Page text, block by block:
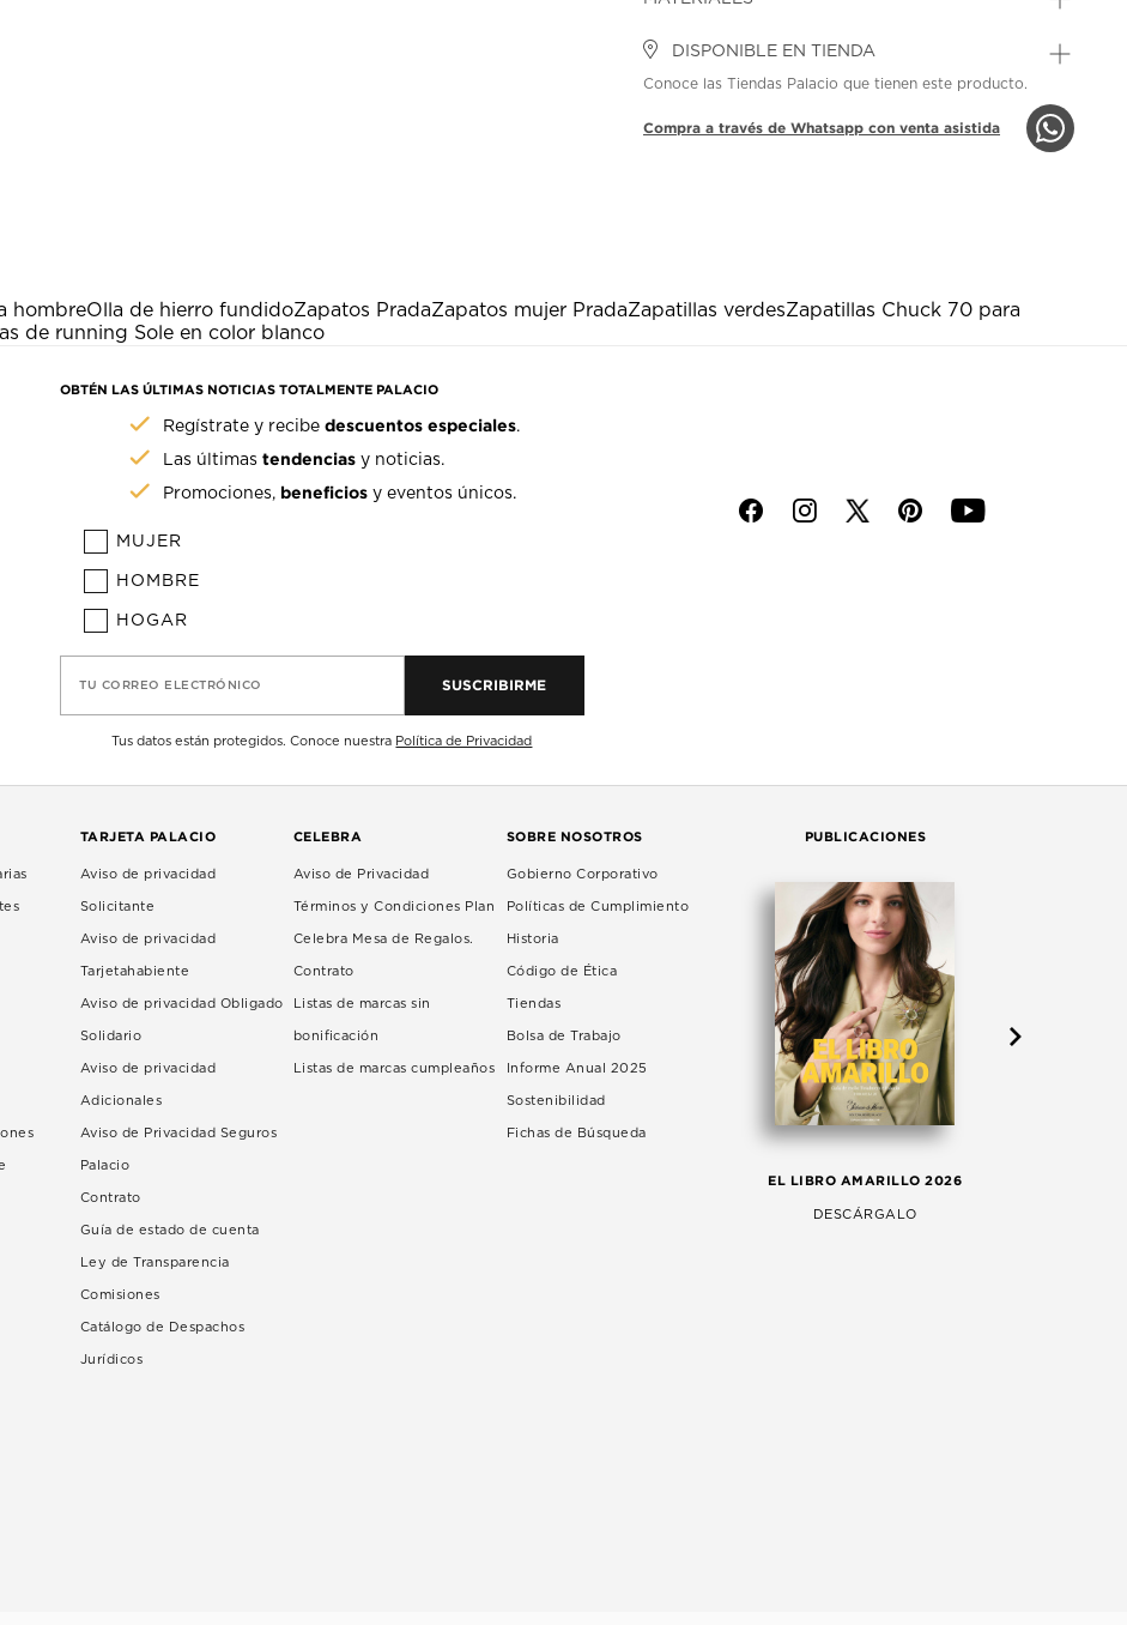
DISPONIBLE EN TIENDA
Conoce las Tiendas Palacio que tienen este producto.
Compra a través de Whatsapp con venta asistida
hombreOlla de hierro fundidoZapatos PradaZapatos mujer PradaZapatillas verdesZapatillas Chuck 70 para
de running Sole en color blanco
OBTÉN LAS ÚLTIMAS NOTICIAS TOTALMENTE PALACIO
Regístrate y recibedescuentos especiales.
Las últimastendencias y noticias.
Promociones, beneficios y eventos únicos.
MUJER
HOMBRE
HOGAR
TU CORREO ELECTRÓNICO SUSCRIBIRME
Tus datos están protegidos. Conoce nuestra Política de Privacidad
f i p y
TARJETA PALACIO
Aviso de privacidad
Solicitante
Aviso de privacidad
Tarjetahabiente
Aviso de privacidad Obligado
Solidario
Aviso de privacidad
Adicionales
Aviso de Privacidad Seguros
Palacio
Contrato
Guía de estado de cuenta
Ley de Transparencia
Comisiones
Catálogo de Despachos
Jurídicos
CELEBRA
Aviso de Privacidad
Términos y Condiciones Plan
Celebra Mesa de Regalos.
Contrato
Listas de marcas sin
bonificación
Listas de marcas cumpleaños
SOBRE NOSOTROS
Gobierno Corporativo
Políticas de Cumplimiento
Historia
Código de Ética
Tiendas
Bolsa de Trabajo
Informe Anual 2025
Sostenibilidad
Fichas de Búsqueda
PUBLICACIONES
EL LIBRO AMARILLO 2026
DESCÁRGALO